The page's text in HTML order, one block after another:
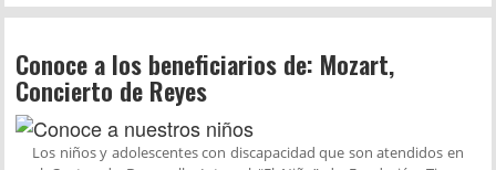
Conoce a los beneficiarios de: Mozart,
Concierto de Reyes
Los niños y adolescentes con discapacidad que son atendidos en